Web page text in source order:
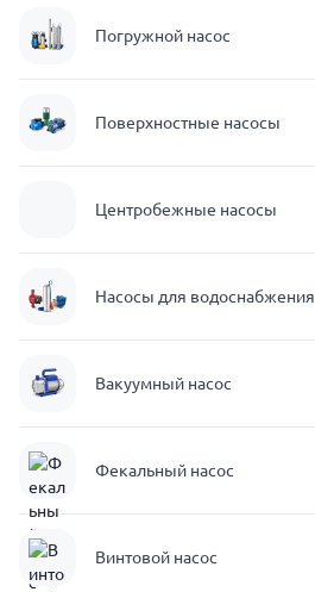
Погружной насос
Поверхностные насосы
Центробежные насосы
Насосы для водоснабжения
Вакуумный насос
Фекальный насос
Винтовой насос